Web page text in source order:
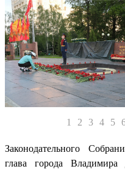
1 2 3 4 5
Законодательного
глава города Владимира